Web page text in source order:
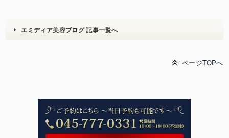
エミディア美容ブログ 記事一覧へ
ページTOPへ